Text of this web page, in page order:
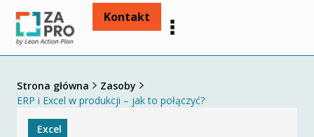
Kontakt
Strona główna
Zasoby
ERP i Excel w produkcji – jak to połączyć?
Excel